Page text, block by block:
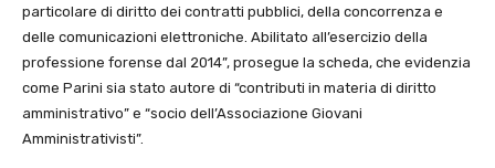
particolare di diritto dei contratti pubblici, della concorrenza e
delle comunicazioni elettroniche. Abilitato all’esercizio della
professione forense dal 2014”, prosegue la scheda, che evidenzia
come Parini sia stato autore di “contributi in materia di diritto
amministrativo” e “socio dell’Associazione Giovani
Amministrativisti”.